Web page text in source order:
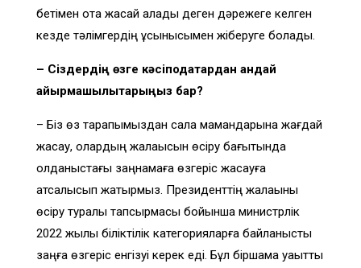
бетімен ота жасай алады деген дәрежеге келген
кезде тәлімгердің ұсынысымен жіберуге болады.
– Сіздердің өзге кәсіподақтардан қандай
айырмашылықтарыңыз бар?
– Біз өз тарапымыздан сала мамандарына жағдай
жасау, олардың жалақысын өсіру бағытында
қолданыстағы заңнамаға өзгеріс жасауға
атсалысып жатырмыз. Президенттің жалақыны
өсіру туралы тапсырмасы бойынша министрлік
2022 жылы біліктілік категорияларға байланысты
заңға өзгеріс енгізуі керек еді. Бұл біршама уақытты